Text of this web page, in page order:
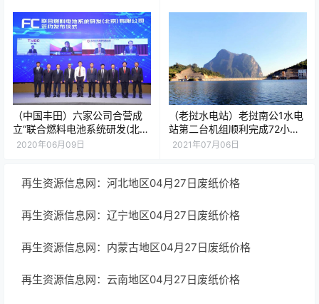
（中国丰田）六家公司合营成
立“联合燃料电池系统研发(北
京)有限公司”
2020年06月09日
（老挝水电站）老挝南公1水电
站第二台机组顺利完成72小时
试运行！
2021年07月06日
再生资源信息网：河北地区04月27日废纸价格
再生资源信息网：辽宁地区04月27日废纸价格
再生资源信息网：内蒙古地区04月27日废纸价格
再生资源信息网：云南地区04月27日废纸价格